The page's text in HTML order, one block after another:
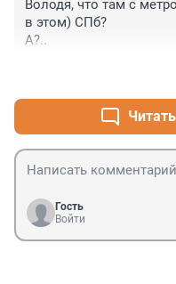
Володя, что там с
в этом) СПб?
А?..
Гость
Войти